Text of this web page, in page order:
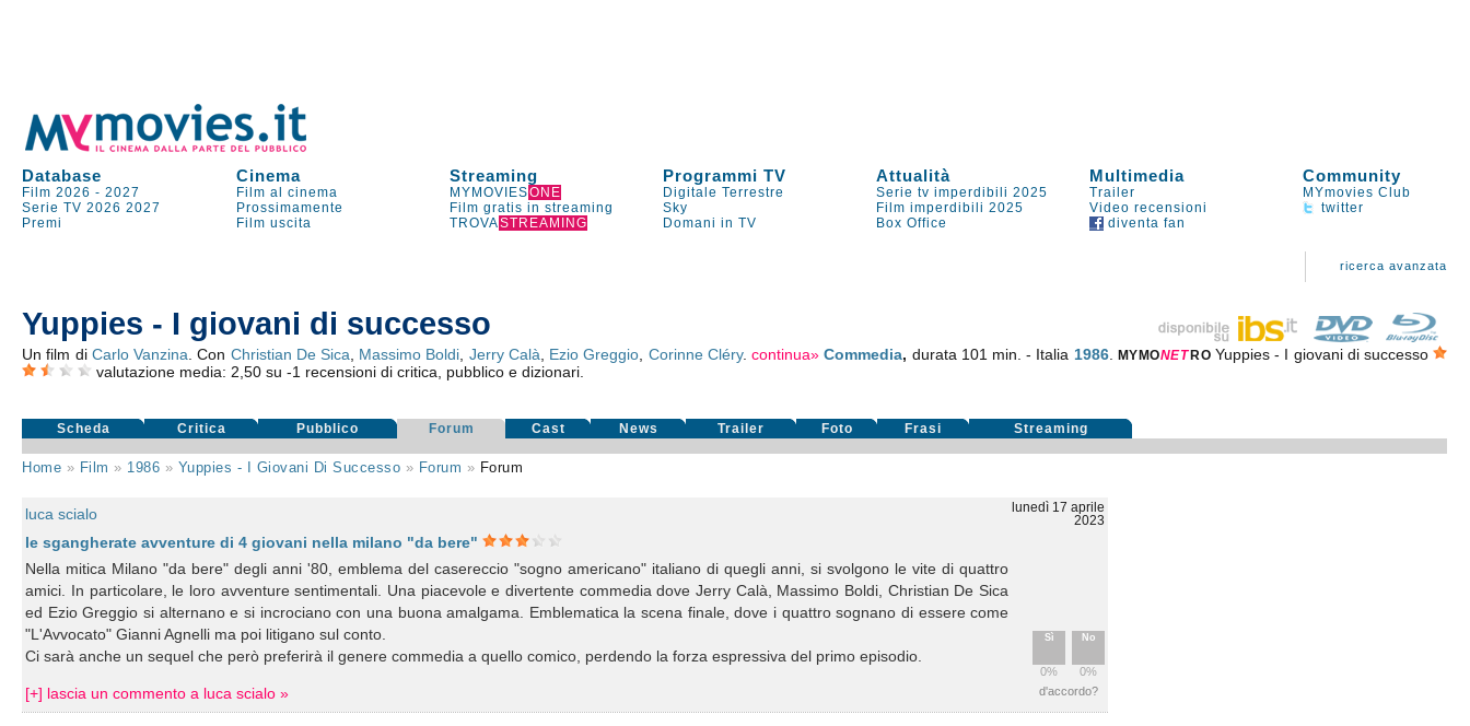
Database Cinema Streaming Programmi TV Attualità Multimedia Community
Film 2026 -2027 Film al cinema MYMOVIESONE Digitale Terrestre Serie tv imperdibili 2025 Trailer
MYmovies Club
Serie TV 2026 2027 Prossimamente Film gratis in streaming Sky Film imperdibili 2025 Video recensioni
twitter
Premi
Film uscita TROVASTREAMING Domani in TV Box Office diventa fan
ricerca avanzata
Yuppies - I giovani di successo
Un film di Carlo Vanzina . Con Christian De Sica Massimo Boldi Jerry Calà Ezio Greggio Corinne Cléry.continua» Commedia, durata 101 min. - Italia 1986. MYMONET RO Yuppies - I giovani di successo
valutazione media: 2,50 su-1 recensioni di critica, pubblico e dizionari.
Scheda Critica Pubblico Forum Cast News Trailer Foto Frasi Streaming
Home » Film » 1986 » Yuppies - I Giovani Di Successo » Forum » Forum
luca scialo
lunedì 17 aprile
2023
le sgangherate avventure di 4 giovani nella milano "da bere"
Sì
0%
No
0%
Nella mitica Milano "da bere" degli anni '80, emblema del casereccio "sogno americano" italiano di quegli anni, si svolgono le vite di quattro
amici. In particolare, le loro avventure sentimentali. Una piacevole e divertente commedia dove Jerry Calà, Massimo Boldi, Christian De Sica
ed Ezio Greggio si alternano e si incrociano con una buona amalgama. Emblematica la scena finale, dove i quattro sognano di essere come
"L'Avvocato" Gianni Agnelli ma poi litigano sul conto.
Ci sarà anche un sequel che però preferirà il genere commedia a quello comico, perdendo la forza espressiva del primo episodio.
[+] lascia un commento a luca scialo » d'accordo?